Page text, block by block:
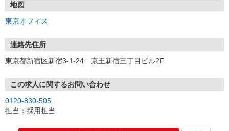
地図
東京オフィス
連絡先住所
東京都新宿区新宿3-1-24 京王新宿三丁目ビル2F
この求人に関するお問い合わせ
0120-830-505
担当：採用担当